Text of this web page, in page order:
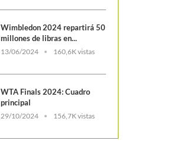
Wimbledon 2024 repartirá 50
millones de libras en...
13/06/2024 160,6K vistas
WTA Finals 2024: Cuadro
principal
29/10/2024 156,7K vistas